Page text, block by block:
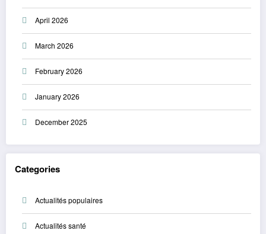
April 2026
March 2026
February 2026
January 2026
December 2025
Categories
Actualités populaires
Actualités santé